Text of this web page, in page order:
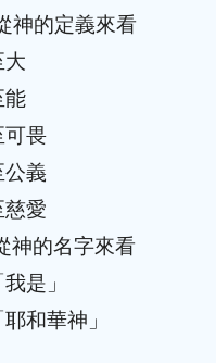
神的定義來看
大
能
可畏
公義
慈愛
神的名字來看
我是」
耶和華神」